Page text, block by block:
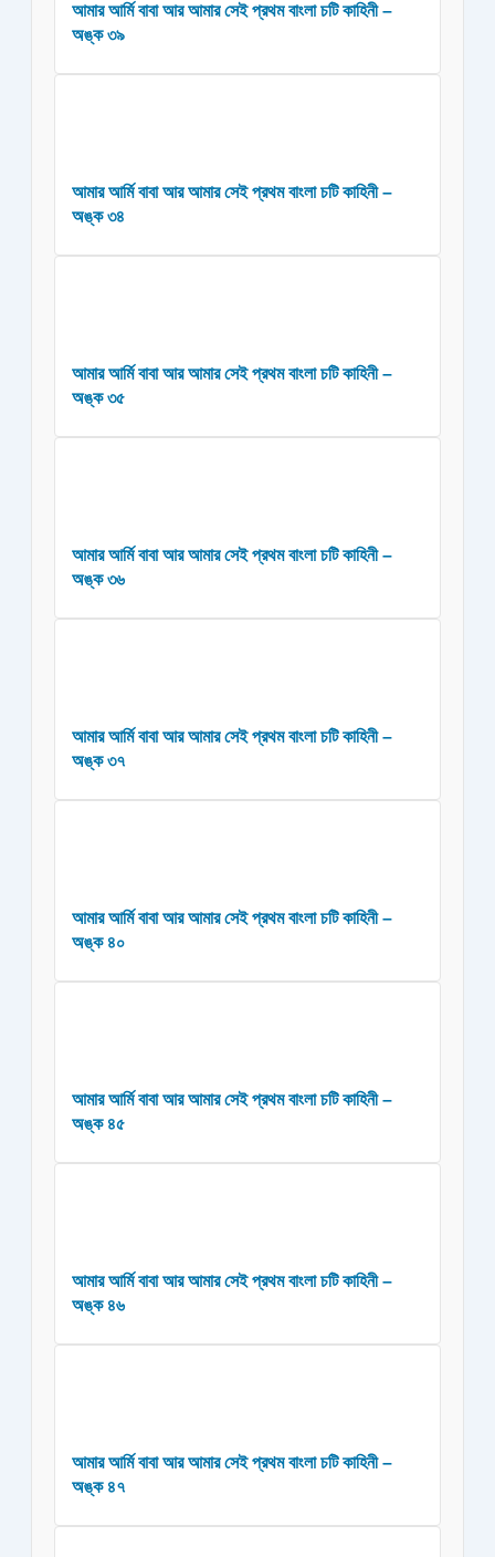
আমার আর্মি বাবা আর আমার সেই প্রথম বাংলা চটি কাহিনী –
অঙ্ক ৩৯
আমার আর্মি বাবা আর আমার সেই প্রথম বাংলা চটি কাহিনী –
অঙ্ক ৩৪
আমার আর্মি বাবা আর আমার সেই প্রথম বাংলা চটি কাহিনী –
অঙ্ক ৩৫
আমার আর্মি বাবা আর আমার সেই প্রথম বাংলা চটি কাহিনী –
অঙ্ক ৩৬
আমার আর্মি বাবা আর আমার সেই প্রথম বাংলা চটি কাহিনী –
অঙ্ক ৩৭
আমার আর্মি বাবা আর আমার সেই প্রথম বাংলা চটি কাহিনী –
অঙ্ক ৪০
আমার আর্মি বাবা আর আমার সেই প্রথম বাংলা চটি কাহিনী –
অঙ্ক ৪৫
আমার আর্মি বাবা আর আমার সেই প্রথম বাংলা চটি কাহিনী –
অঙ্ক ৪৬
আমার আর্মি বাবা আর আমার সেই প্রথম বাংলা চটি কাহিনী –
অঙ্ক ৪৭